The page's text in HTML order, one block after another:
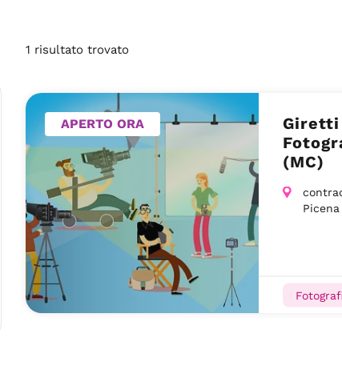
1 risultato trovato
APERTO ORA
Giretti
(MC)
Picena